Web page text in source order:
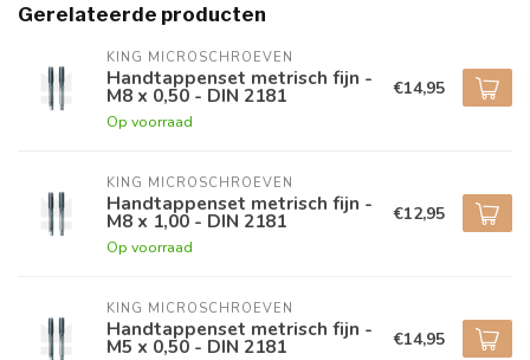
Gerelateerde producten
KING MICROSCHROEVEN
Handtappenset metrisch fijn -
M8 x 0,50 - DIN 2181
Op voorraad
€14,95
KING MICROSCHROEVEN
Handtappenset metrisch fijn -
M8 x 1,00 - DIN 2181
Op voorraad
€12,95
KING MICROSCHROEVEN
Handtappenset metrisch fijn -
M5 x 0,50 - DIN 2181 €14,95